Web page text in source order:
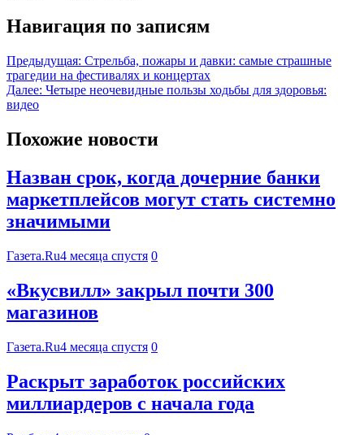
Навигация по записям
Предыдущая: Стрельба, пожары и давки: самые страшные
трагедии на фестивалях и концертах
Далее: Четыре неочевидные пользы ходьбы для здоровья:
видео
Похожие новости
Назван срок, когда дочерние банки
маркетплейсов могут стать системно
значимыми
Газета.Ru4 месяца спустя 0
«Вкусвилл» закрыл почти 300
магазинов
Газета.Ru4 месяца спустя 0
Раскрыт заработок российских
миллиардеров с начала года